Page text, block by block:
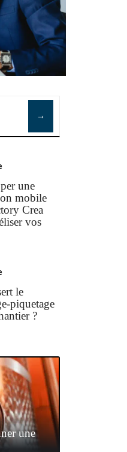
une
mobile
Crea
vos
le
piquetage
?
une